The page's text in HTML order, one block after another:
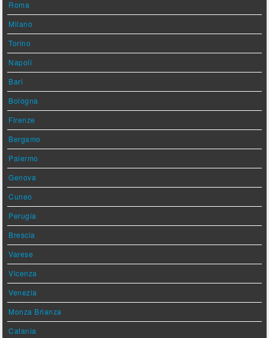
Roma
Milano
Torino
Napoli
Bari
Bologna
Firenze
Bergamo
Palermo
Genova
Cuneo
Perugia
Brescia
Varese
Vicenza
Venezia
Monza Brianza
Catania